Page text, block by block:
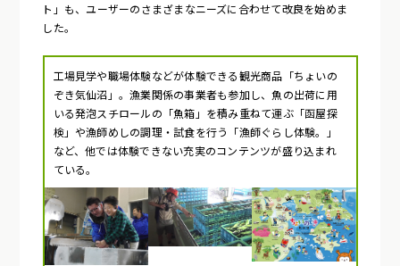
ト」も、ユーザーのさまざまなニーズに合わせて改良を始めま
した。
工場見学や職場体験などが体験できる観光商品「ちょいの
ぞき気仙沼」。漁業関係の事業者も参加し、魚の出荷に用
いる発泡スチロールの「魚箱」を積み重ねて運ぶ「函屋探
検」や漁師めしの調理・試食を行う「漁師ぐらし体験。」
など、他では体験できない充実のコンテンツが盛り込まれ
ている。